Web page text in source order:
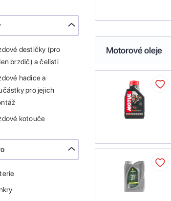
destičky (pro
brzdič) a čelisti
hadice a
pro jejich
kotouče
Motorové oleje